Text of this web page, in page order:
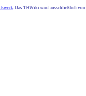
. Das THWiki wird ausschließlich von